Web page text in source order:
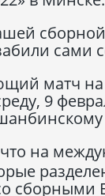
сами
матч на
9
на
сборными